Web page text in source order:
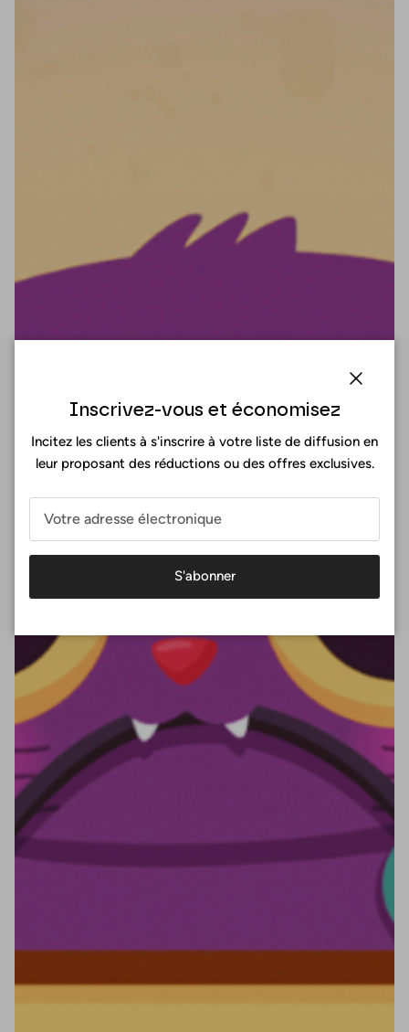
Inscrivez-vous et économisez
Incitez les clients à s'inscrire à votre liste de diffusion en
leur proposant des réductions ou des offres exclusives.
S'abonner